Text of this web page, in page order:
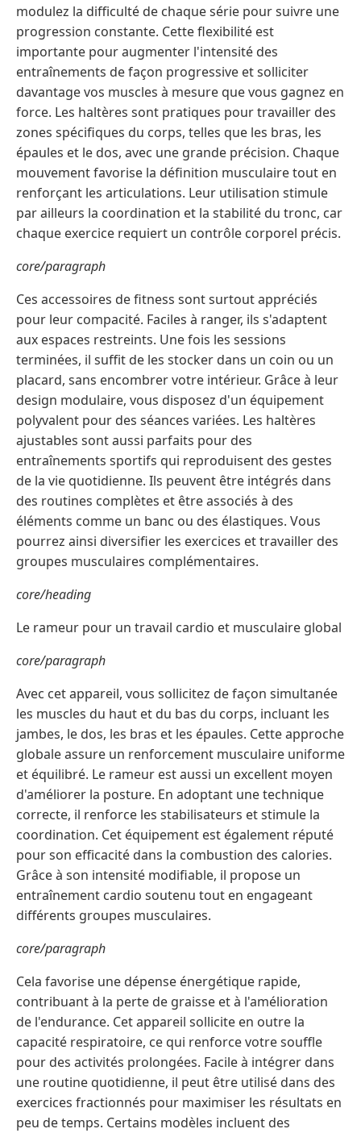
modulez la difficulté de chaque série pour suivre une
progression constante. Cette flexibilité est
importante pour augmenter l'intensité des
entraînements de façon progressive et solliciter
davantage vos muscles à mesure que vous gagnez en
force. Les haltères sont pratiques pour travailler des
zones spécifiques du corps, telles que les bras, les
épaules et le dos, avec une grande précision. Chaque
mouvement favorise la définition musculaire tout en
renforçant les articulations. Leur utilisation stimule
par ailleurs la coordination et la stabilité du tronc, car
chaque exercice requiert un contrôle corporel précis.
core/paragraph
Ces accessoires de fitness sont surtout appréciés
pour leur compacité. Faciles à ranger, ils s'adaptent
aux espaces restreints. Une fois les sessions
terminées, il suffit de les stocker dans un coin ou un
placard, sans encombrer votre intérieur. Grâce à leur
design modulaire, vous disposez d'un équipement
polyvalent pour des séances variées. Les haltères
ajustables sont aussi parfaits pour des
entraînements sportifs qui reproduisent des gestes
de la vie quotidienne. Ils peuvent être intégrés dans
des routines complètes et être associés à des
éléments comme un banc ou des élastiques. Vous
pourrez ainsi diversifier les exercices et travailler des
groupes musculaires complémentaires.
core/heading
Le rameur pour un travail cardio et musculaire global
core/paragraph
Avec cet appareil, vous sollicitez de façon simultanée
les muscles du haut et du bas du corps, incluant les
jambes, le dos, les bras et les épaules. Cette approche
globale assure un renforcement musculaire uniforme
et équilibré. Le rameur est aussi un excellent moyen
d'améliorer la posture. En adoptant une technique
correcte, il renforce les stabilisateurs et stimule la
coordination. Cet équipement est également réputé
pour son efficacité dans la combustion des calories.
Grâce à son intensité modifiable, il propose un
entraînement cardio soutenu tout en engageant
différents groupes musculaires.
core/paragraph
Cela favorise une dépense énergétique rapide,
contribuant à la perte de graisse et à l'amélioration
de l'endurance. Cet appareil sollicite en outre la
capacité respiratoire, ce qui renforce votre souffle
pour des activités prolongées. Facile à intégrer dans
une routine quotidienne, il peut être utilisé dans des
exercices fractionnés pour maximiser les résultats en
peu de temps. Certains modèles incluent des